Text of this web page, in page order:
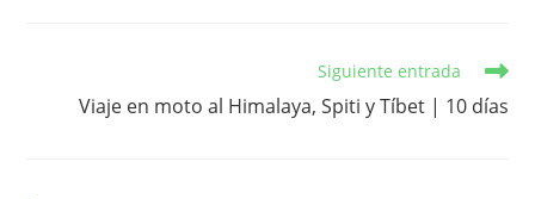
artículos
Siguiente entrada
Viaje en moto al Himalaya, Spiti y Tíbet | 10 días